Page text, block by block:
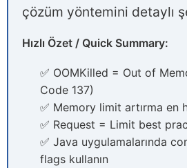
çözüm yöntemini detaylı
Hızlı Özet / Quick Summary:
✅ OOMKilled = Out of
Code 137)
✅ Memory limit artırma en
✅ Request = Limit best
✅ Java uygulamalarında
flags kullanın